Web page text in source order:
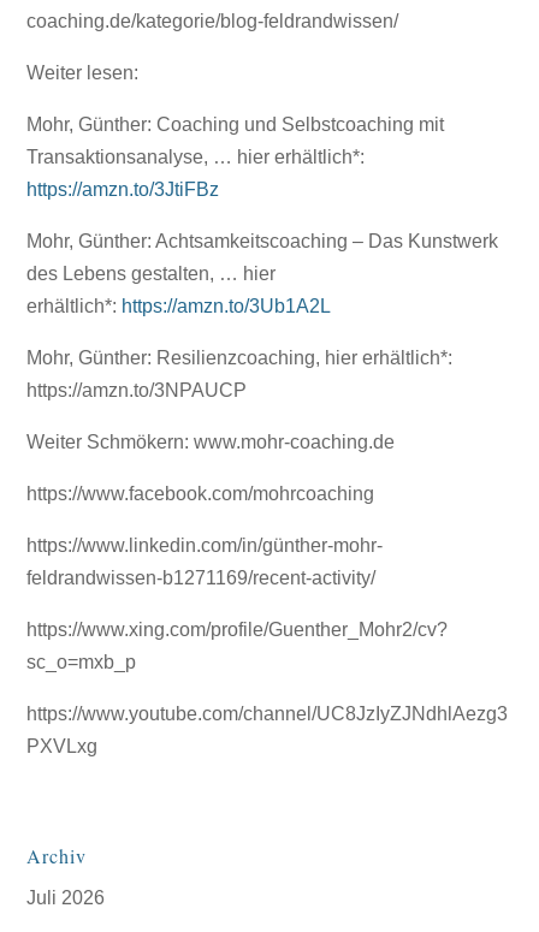
coaching.de/kategorie/blog-feldrandwissen/
Weiter lesen:
Mohr, Günther: Coaching und Selbstcoaching mit
Transaktionsanalyse, … hier erhältlich*:
https://amzn.to/3JtiFBz
Mohr, Günther: Achtsamkeitscoaching – Das Kunstwerk
des Lebens gestalten, … hier
erhältlich*: https://amzn.to/3Ub1A2L
Mohr, Günther: Resilienzcoaching, hier erhältlich*:
https://amzn.to/3NPAUCP
Weiter Schmökern: www.mohr-coaching.de
https://www.facebook.com/mohrcoaching
https://www.linkedin.com/in/günther-mohr-
feldrandwissen-b1271169/recent-activity/
https://www.xing.com/profile/Guenther_Mohr2/cv?
sc_o=mxb_p
https://www.youtube.com/channel/UC8JzIyZJNdhlAezg3
PXVLxg
Archiv
Juli 2026